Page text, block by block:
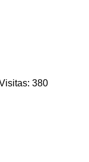
380